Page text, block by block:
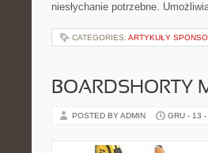
niesłychanie potrzebne.
CATEGORIES: ARTYKUŁY
BOARDSHORTY
POSTED BY ADMIN GRU - 13